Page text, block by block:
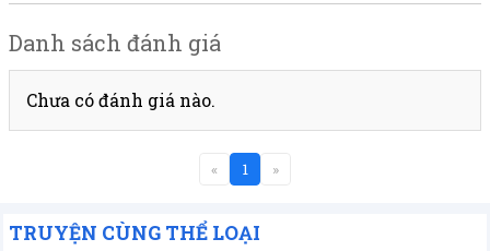
Danh sách đánh giá
Chưa có đánh giá nào.
« 1 »
TRUYỆN CÙNG THỂ LOẠI